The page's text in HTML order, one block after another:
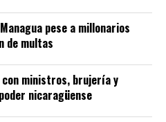
pese a millonarios
de multas
ministros, brujería y
nicaragüense